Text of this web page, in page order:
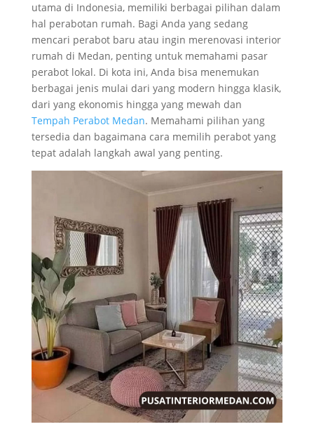
utama di Indonesia, memiliki berbagai pilihan dalam
hal perabotan rumah. Bagi Anda yang sedang
mencari perabot baru atau ingin merenovasi interior
rumah di Medan, penting untuk memahami pasar
perabot lokal. Di kota ini, Anda bisa menemukan
berbagai jenis mulai dari yang modern hingga klasik,
dari yang ekonomis hingga yang mewah dan
Tempah Perabot Medan. Memahami pilihan yang
tersedia dan bagaimana cara memilih perabot yang
tepat adalah langkah awal yang penting.